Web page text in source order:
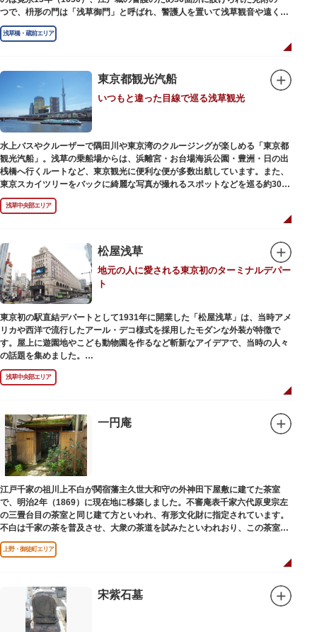
つで、枡形の門は「浅草御門」と呼ばれ、警護人を置いて浅草観音や遠くは
奥州へ往来する人々を取り締まりました。
浅草橋・蔵前エリア
東京都観光汽船
いつもと違った目線で巡る浅草観光
水上バスやクルーザーで隅田川や東京湾のクルージングが楽しめる「東京都
観光汽船」。浅草の乗船場からは、浜離宮・お台場海浜公園・豊洲・日の出
桟橋へ行くルートなど、東京観光に便利な便が多数出航しています。また、
東京スカイツリーをバックに綺麗な写真が撮れるスポットなどを巡る約30分
の「浅草周遊コース」も。初日の出やお花見、隅田川花火大会、クリスマス
などのイベント時は、いつもと違う目線から東京の景色を堪能できるイベン
や、約300人が乗船可能なアメリカンな大型船など多種多様な船体も魅力。
目的や人数にあわせてコースや時間帯を選べるチャータークルーズも行われ
ています。
浅草中央部エリア
松屋浅草
地元の人に愛される東京初のターミナルデパー
ト
東京初の駅直結デパートとして1931年に開業した「松屋浅草」は、当時アメ
リカや西洋で流行したアール・デコ様式を採用したモダンな外装が特徴で
す。屋上に遊園地やこども動物園を作るなど斬新なアイデアで、当時の人々
の話題を集めました。
現在は、B1階から地上3階までが松屋浅草の売り場。2012年のリニューアル
で建設当時のシンボル・大時計も復活し、昭和の面影を残す百貨店は今でも
人々に親しまれています。地上1階は 浅草らしい下町銘菓をはじめ、全国か
なので、お土産購入にも便利です。
浅草中央部エリア
一円庵
江戸千家の祖川上不白が関宿藩主久世大和守の外神田下屋敷に建てた茶室
で、明治2年（1869）に現在地に移築しました。不審庵表千家六代原叟宗左
の三畳台目の茶室と同じ建て方といわれ、有形文化財に指定されています。
不白は千家の茶を普及させ、大衆の茶道を試みたといわれおり、この茶室は
江戸千家を広める拠点となりました。
上野・御徒町エリア
宋紫石墓